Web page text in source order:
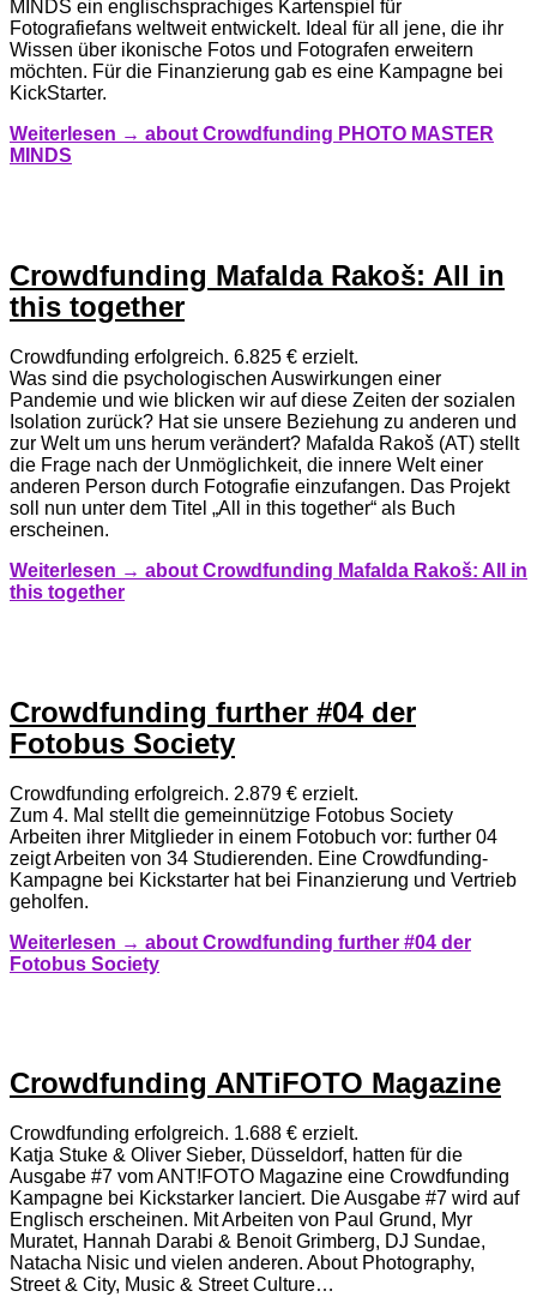
MINDS ein englischsprachiges Kartenspiel für
Fotografiefans weltweit entwickelt. Ideal für all jene, die ihr
Wissen über ikonische Fotos und Fotografen erweitern
möchten. Für die Finanzierung gab es eine Kampagne bei
KickStarter.
Weiterlesen → about Crowdfunding PHOTO MASTER
MINDS
Crowdfunding Mafalda Rakoš: All in
this together
Crowdfunding erfolgreich. 6.825 € erzielt.
Was sind die psychologischen Auswirkungen einer
Pandemie und wie blicken wir auf diese Zeiten der sozialen
Isolation zurück? Hat sie unsere Beziehung zu anderen und
zur Welt um uns herum verändert? Mafalda Rakoš (AT) stellt
die Frage nach der Unmöglichkeit, die innere Welt einer
anderen Person durch Fotografie einzufangen. Das Projekt
soll nun unter dem Titel „All in this together“ als Buch
erscheinen.
Weiterlesen → about Crowdfunding Mafalda Rakoš: All in
this together
Crowdfunding further #04 der
Fotobus Society
Crowdfunding erfolgreich. 2.879 € erzielt.
Zum 4. Mal stellt die gemeinnützige Fotobus Society
Arbeiten ihrer Mitglieder in einem Fotobuch vor: further 04
zeigt Arbeiten von 34 Studierenden. Eine Crowdfunding-
Kampagne bei Kickstarter hat bei Finanzierung und Vertrieb
geholfen.
Weiterlesen → about Crowdfunding further #04 der
Fotobus Society
Crowdfunding ANTiFOTO Magazine
Crowdfunding erfolgreich. 1.688 € erzielt.
Katja Stuke & Oliver Sieber, Düsseldorf, hatten für die
Ausgabe #7 vom ANT!FOTO Magazine eine Crowdfunding
Kampagne bei Kickstarker lanciert. Die Ausgabe #7 wird auf
Englisch erscheinen. Mit Arbeiten von Paul Grund, Myr
Muratet, Hannah Darabi & Benoit Grimberg, DJ Sundae,
Natacha Nisic und vielen anderen. About Photography,
Street & City, Music & Street Culture…